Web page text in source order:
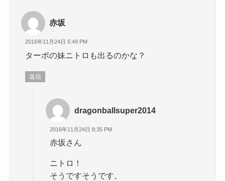
赤坂
2016年11月24日 5:49 PM
ターボの妹ニトロも出るのかな？
返信
dragonballsuper2014
2016年11月24日 8:35 PM
赤坂さん
ニトロ！
そうですそうです。